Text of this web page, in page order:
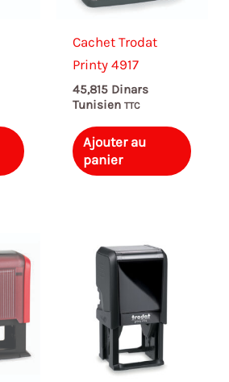
Cachet Trodat
Printy 4917
45,815 Dinars
Tunisien TTC
Ajouter au
panier